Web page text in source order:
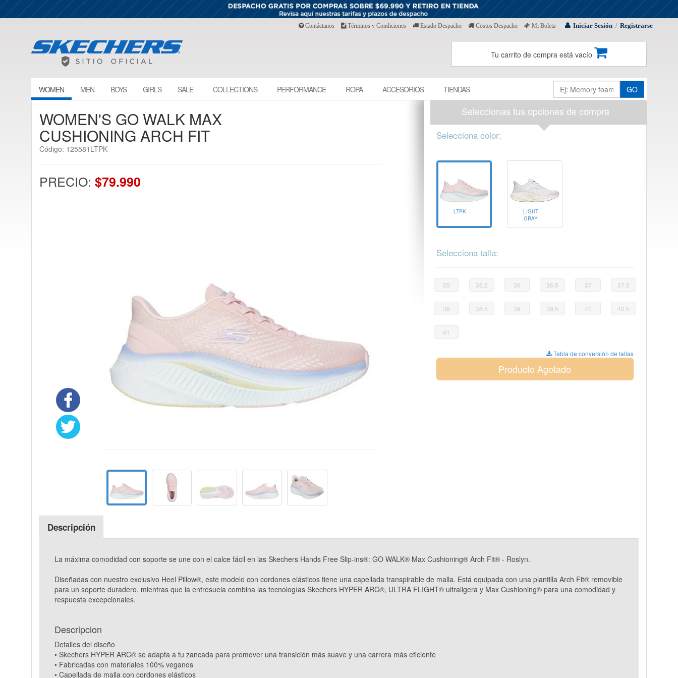
Iniciar Sesión / Registrarse
Contáctanos Términos y Condiciones Estado Despacho Costos Despacho Mi Boleta
Tu carrito de compra está vacío
WOMEN MEN BOYS GIRLS SALE COLLECTIONS PERFORMANCE ROPA ACCESORIOS TIENDAS GO
WOMEN'S GO WALK MAX
CUSHIONING ARCH FIT
Código: 125581LTPK
PRECIO: $79.990
Seleccionas tus opciones de compra
Selecciona color:
LTPK
LIGHT
GRAY
Selecciona talla:
35 35.5 36 36.5 37 37.5
38 38.5 39 39.5 40 40.5
41
Tabla de conversión de tallas
Producto Agotado
Descripción
La máxima comodidad con soporte se une con el calce fácil en las Skechers Hands Free Slip-ins®: GO WALK® Max Cushioning® Arch Fit® - Roslyn.
Diseñadas con nuestro exclusivo Heel Pillow®, este modelo con cordones elásticos tiene una capellada transpirable de malla. Está equipada con una plantilla Arch Fit® removible
para un soporte duradero, mientras que la entresuela combina las tecnologías Skechers HYPER ARC®, ULTRA FLIGHT® ultraligera y Max Cushioning® para una comodidad y
respuesta excepcionales.
Descripcion
Detalles del diseño
• Skechers HYPER ARC® se adapta a tu zancada para promover una transición más suave y una carrera más eficiente
• Fabricadas con materiales 100% veganos
• Capellada de malla con cordones elásticos